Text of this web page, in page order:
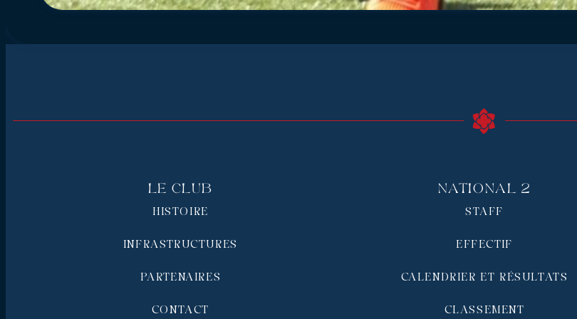
Le Club
HISTOIRE
INFRASTRUCTURES
PARTENAIRES
CONTACT
National 2
STAFF
EFFECTIF
CALENDRIER ET RÉSULTATS
CLASSEMENT